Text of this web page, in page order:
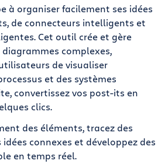
à organiser facilement ses idées
de connecteurs intelligents et
Cet outil crée et gère
complexes,
de visualiser
et des systèmes
convertissez vos post-its en
clics.
des éléments, tracez des
connexes et développez des
en temps réel.